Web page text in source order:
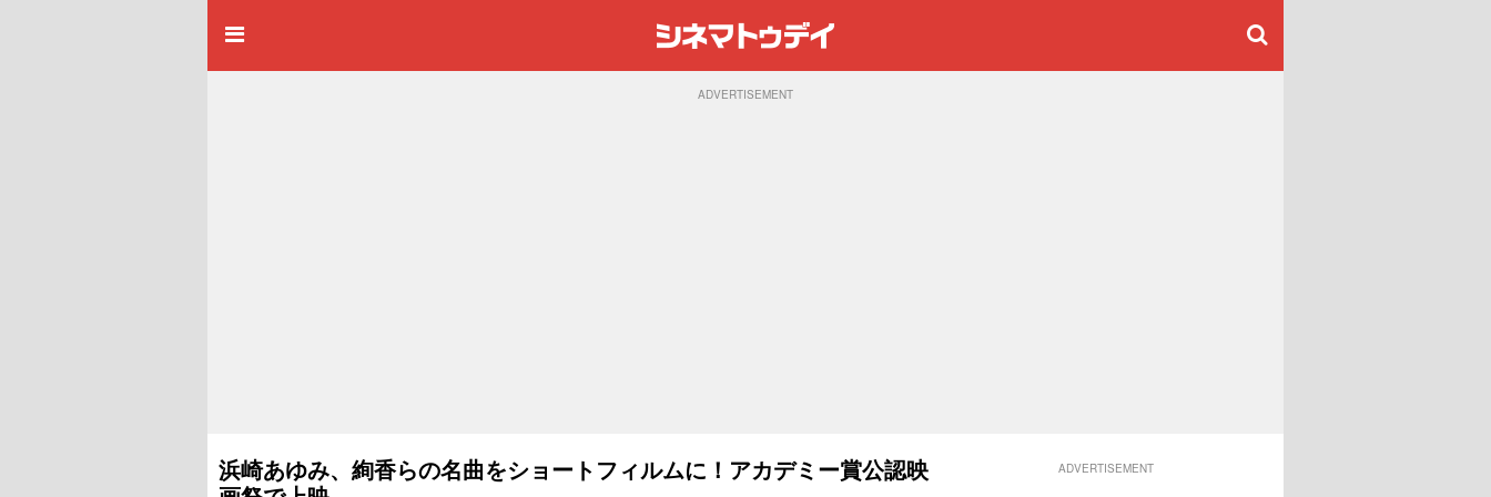
ADVERTISEMENT
浜崎あゆみ、絢香らの名曲をショートフィルムに！アカデミー賞公認映
ADVERTISEMENT